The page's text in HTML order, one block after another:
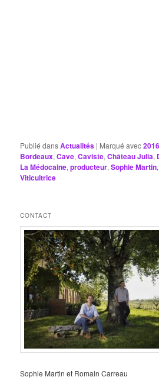
Publié dansActualités | Marqué avec2016
Bordeaux,Cave,Caviste,Château Julia,
La Médocaine,producteur,Sophie Martin
Viticultrice
CONTACT
Sophie Martin et Romain Carreau